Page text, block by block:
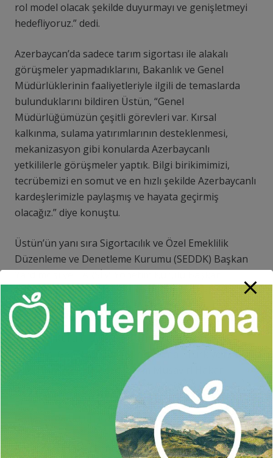
rol model olacak şekilde duyurmayı ve genişletmeyi
hedefliyoruz.” dedi.
Azerbaycan’da sadece tarım sigortası ile alakalı
görüşmeler yapmadıklarını, Bakanlık ve Genel
Müdürlüklerinin faaliyetleriyle ilgili de temaslarda
bulunduklarını bildiren Üstün, “Genel
Müdürlüğümüzün çeşitli görevleri var. Kırsal
kalkınma, sulama yatırımlarının desteklenmesi,
mekanizasyon gibi konularda Azerbaycanlı
yetkililerle görüşmeler yaptık. Bilgi birikimimizi,
tecrübemizi en somut ve en hızlı şekilde Azerbaycanlı
kardeşlerimizle paylaşmış ve hayata geçirmiş
olacağız.” diye konuştu.
Üstün’ün yanı sıra Sigortacılık ve Özel Emeklilik
Düzenleme ve Denetleme Kurumu (SEDDK) Başkan
Yardımcısı Mete Güler, Tarım ve Orman Bakanlığı
Tarım Reformu Genel Müdür Yardımcısı ve TARSİM
Yönetim Kurulu Üyesi Bekir Engürülü, TARSİM
Yönetim Kurulu Üyesi ve Tarım Sigortaları Havuz
İşletmesi Genel Müdürü Serpil Günal, Türkiye’nin
Bakü Büyükelçiliğinden Tarım Müşaviri Hakan
Kalender’in de yer aldığı heyet, Gence’de ve
Ermenistan işgalinden kurtarılan Zengilan’da da
temaslarda bulunacak.
Agrar Sigortaları Fonu, Türkiye’deki tarım sigortaları